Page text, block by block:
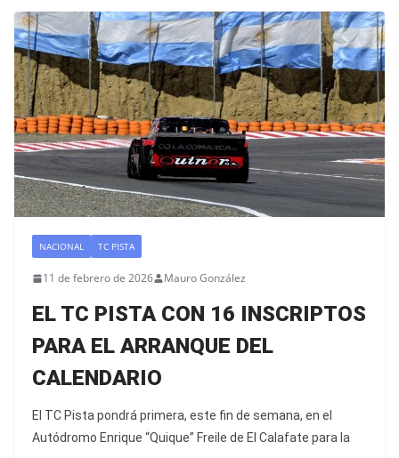
NACIONAL TC PISTA
11 de febrero de 2026 Mauro González
EL TC PISTA CON 16 INSCRIPTOS
PARA EL ARRANQUE DEL
CALENDARIO
El TC Pista pondrá primera, este fin de semana, en el
Autódromo Enrique “Quique” Freile de El Calafate para la